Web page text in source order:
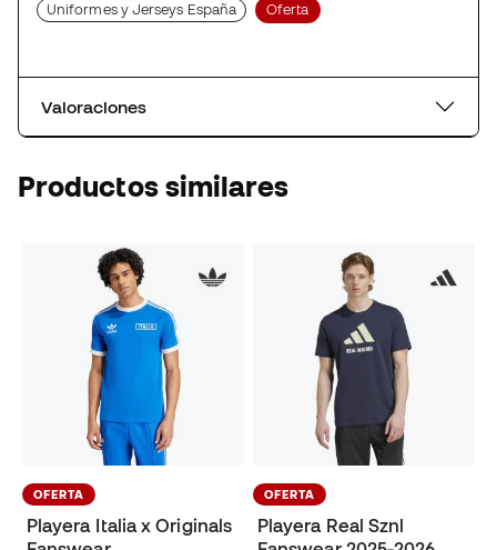
Uniformes y Jerseys España Oferta
Valoraciones
Productos similares
OFERTA
Playera Italia x Originals
OFERTA
Playera Real Sznl